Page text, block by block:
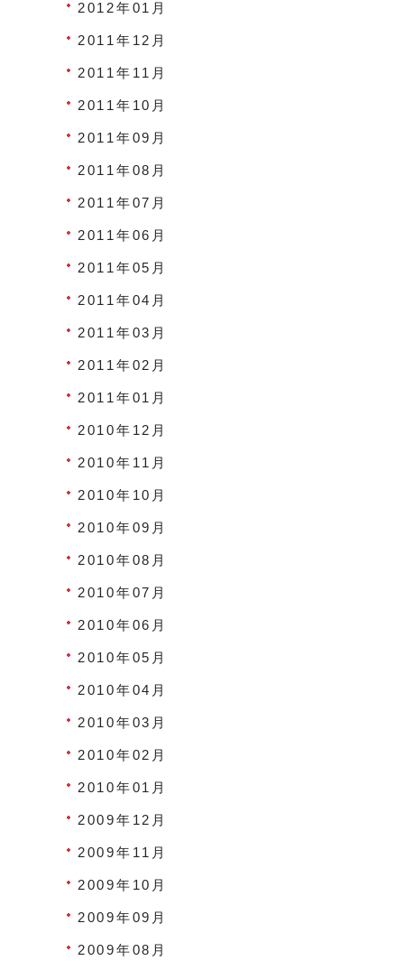
2012年01月
2011年12月
2011年11月
2011年10月
2011年09月
2011年08月
2011年07月
2011年06月
2011年05月
2011年04月
2011年03月
2011年02月
2011年01月
2010年12月
2010年11月
2010年10月
2010年09月
2010年08月
2010年07月
2010年06月
2010年05月
2010年04月
2010年03月
2010年02月
2010年01月
2009年12月
2009年11月
2009年10月
2009年09月
2009年08月